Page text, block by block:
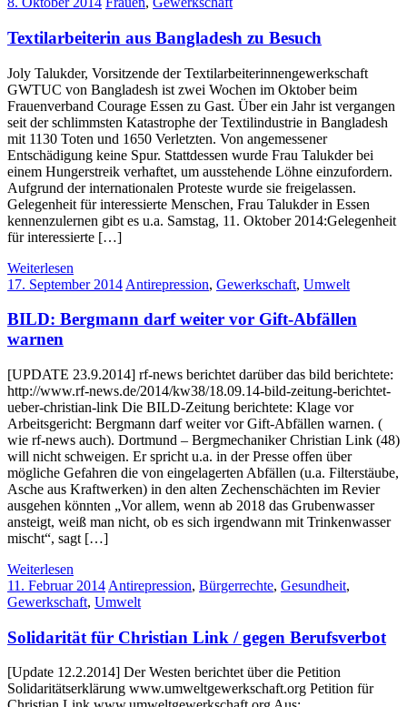
Textilarbeiterin aus Bangladesh zu Besuch
Joly Talukder, Vorsitzende der Textilarbeiterinnengewerkschaft
GWTUC von Bangladesh ist zwei Wochen im Oktober beim
Frauenverband Courage Essen zu Gast. Über ein Jahr ist vergangen
seit der schlimmsten Katastrophe der Textilindustrie in Bangladesh
mit 1130 Toten und 1650 Verletzten. Von angemessener
Entschädigung keine Spur. Stattdessen wurde Frau Talukder bei
einem Hungerstreik verhaftet, um ausstehende Löhne einzufordern.
Aufgrund der internationalen Proteste wurde sie freigelassen.
Gelegenheit für interessierte Menschen, Frau Talukder in Essen
kennenzulernen gibt es u.a. Samstag, 11. Oktober 2014:Gelegenheit
für interessierte […]
Weiterlesen
17. September 2014 Antirepression, Gewerkschaft, Umwelt
BILD: Bergmann darf weiter vor Gift-Abfällen
warnen
[UPDATE 23.9.2014] rf-news berichtet darüber das bild berichtete:
http://www.rf-news.de/2014/kw38/18.09.14-bild-zeitung-berichtet-
ueber-christian-link Die BILD-Zeitung berichtete: Klage vor
Arbeitsgericht: Bergmann darf weiter vor Gift-Abfällen warnen. (
wie rf-news auch). Dortmund – Bergmechaniker Christian Link (48)
will nicht schweigen. Er spricht u.a. in der Presse offen über
mögliche Gefahren die von eingelagerten Abfällen (u.a. Filterstäube,
Asche aus Kraftwerken) in den alten Zechenschächten im Revier
ausgehen könnten „Vor allem, wenn ab 2018 das Grubenwasser
ansteigt, weiß man nicht, ob es sich irgendwann mit Trinkenwasser
mischt“, sagt […]
Weiterlesen
11. Februar 2014 Antirepression, Bürgerrechte, Gesundheit,
Gewerkschaft, Umwelt
Solidarität für Christian Link / gegen Berufsverbot
[Update 12.2.2014] Der Westen berichtet über die Petition
Solidaritätserklärung www.umweltgewerkschaft.org Petition für